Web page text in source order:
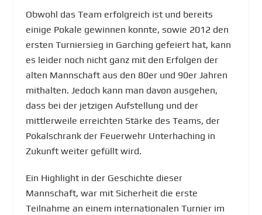
Obwohl das Team erfolgreich ist und bereits
einige Pokale gewinnen konnte, sowie 2012 den
ersten Turniersieg in Garching gefeiert hat, kann
es leider noch nicht ganz mit den Erfolgen der
alten Mannschaft aus den 80er und 90er Jahren
mithalten. Jedoch kann man davon ausgehen,
dass bei der jetzigen Aufstellung und der
mittlerweile erreichten Stärke des Teams, der
Pokalschrank der Feuerwehr Unterhaching in
Zukunft weiter gefüllt wird.
Ein Highlight in der Geschichte dieser
Mannschaft, war mit Sicherheit die erste
Teilnahme an einem internationalen Turnier im